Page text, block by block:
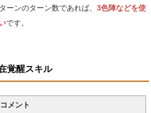
ーンのターン数であれば、3色陣などを使
です。
覚醒スキル
コメント